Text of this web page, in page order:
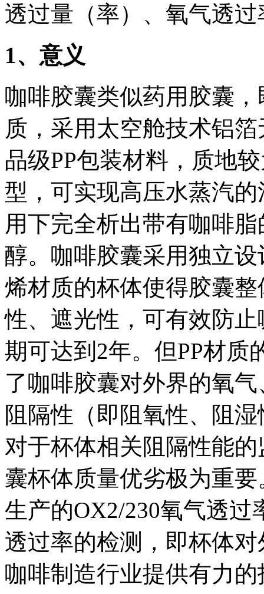
透过量（率）、氧气透
1、意义
咖啡胶囊类似药用胶囊
质，采用太空舱技术铝
品级PP包装材料，质地
型，可实现高压水蒸汽
用下完全析出带有咖啡
醇。咖啡胶囊采用独立
烯材质的杯体使得胶囊
性、遮光性，可有效防
期可达到2年。但PP材质
了咖啡胶囊对外界的氧
阻隔性（即阻氧性、阻
对于杯体相关阻隔性能
囊杯体质量优劣极为重
生产的OX2/230氧气透
透过率的检测，即杯体
咖啡制造行业提供有力